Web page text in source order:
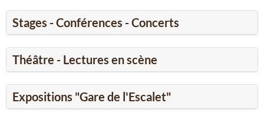
Stages - Conférences - Concerts
Théâtre - Lectures en scène
Expositions "Gare de l'Escalet"